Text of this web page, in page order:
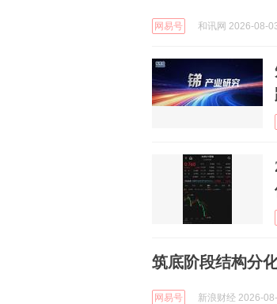
网易号 和讯网 2026-08-
筑底阶段结构分
网易号 新浪财经 2026-